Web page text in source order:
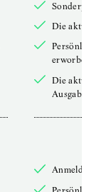
Die aktuelle
Persönliches
erworbenen
Die aktuelle
Ausgabe
Anmelden